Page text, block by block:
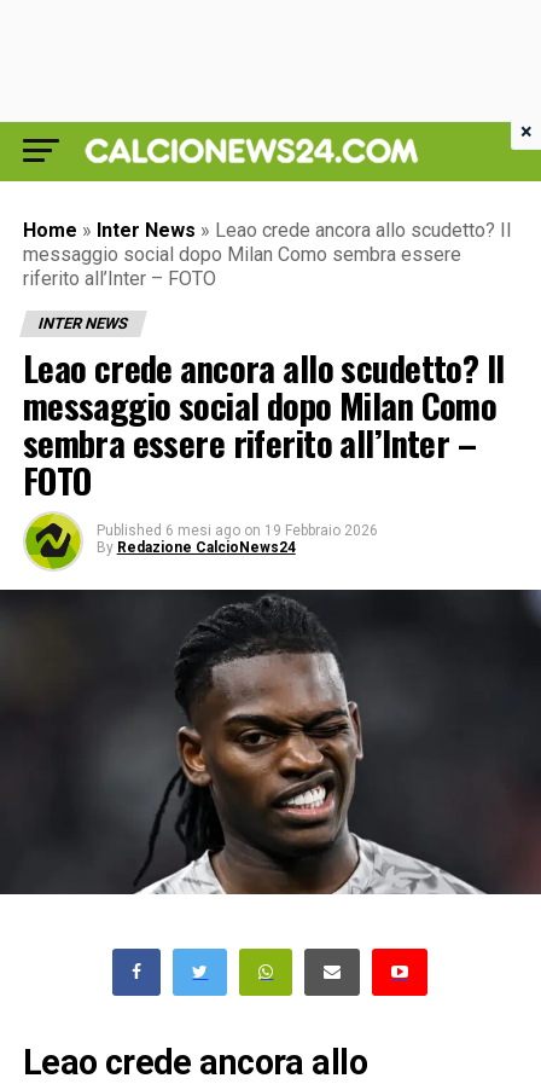
Home » Inter News » Leao crede ancora allo scudetto? Il
messaggio social dopo Milan Como sembra essere
riferito all’Inter – FOTO
INTER NEWS
Leao crede ancora allo scudetto? Il
messaggio social dopo Milan Como
sembra essere riferito all’Inter –
FOTO
Published 6 mesi ago on 19 Febbraio 2026
By Redazione CalcioNews24
Leao crede ancora allo
×